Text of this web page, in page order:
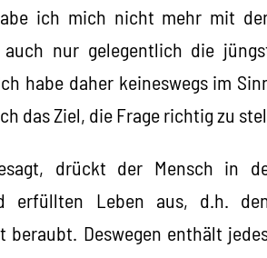
ich mich nicht mehr mit
nur gelegentlich die
habe daher keineswegs im
das Ziel, die Frage richtig zu
drückt der Mensch in
erfüllten Leben aus, d.h.
beraubt. Deswegen enthält